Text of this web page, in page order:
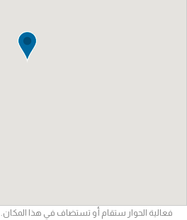
فعالية الحوار ستقام أو تستضاف في هذا المكان.